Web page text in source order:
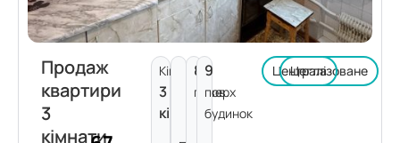
Продаж
квартири
3
кімнати
Кімнат:
3
кімнати
8
поверх
9
пов.
будинок
Централізоване
Цегла